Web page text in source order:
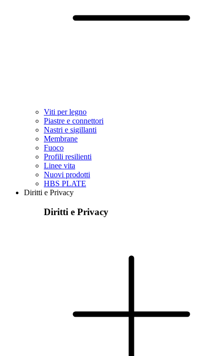
Viti per legno
Piastre e connettori
Nastri e sigillanti
Membrane
Fuoco
Profili resilienti
Linee vita
Nuovi prodotti
HBS PLATE
Diritti e Privacy
Diritti e Privacy